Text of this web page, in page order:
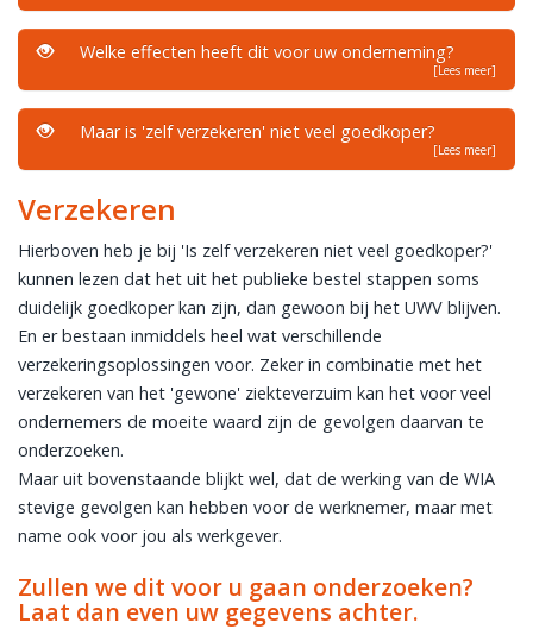
Welke effecten heeft dit voor uw onderneming?
[Lees meer]
Maar is 'zelf verzekeren' niet veel goedkoper?
[Lees meer]
Verzekeren
Hierboven heb je bij 'Is zelf verzekeren niet veel goedkoper?'
kunnen lezen dat het uit het publieke bestel stappen soms
duidelijk goedkoper kan zijn, dan gewoon bij het UWV blijven.
En er bestaan inmiddels heel wat verschillende
verzekeringsoplossingen voor. Zeker in combinatie met het
verzekeren van het 'gewone' ziekteverzuim kan het voor veel
ondernemers de moeite waard zijn de gevolgen daarvan te
onderzoeken.
Maar uit bovenstaande blijkt wel, dat de werking van de WIA
stevige gevolgen kan hebben voor de werknemer, maar met
name ook voor jou als werkgever.
Zullen we dit voor u gaan onderzoeken?
Laat dan even uw gegevens achter.